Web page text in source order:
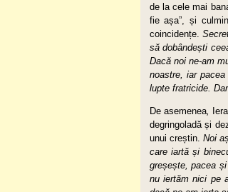
de la cele mai
fie așa”, și
coincidențe.
să dobândești
Dacă noi ne-am
noastre, iar
lupte fratricide.
De asemenea,
degringoladă și
unui creștin. Noi
care iartă și
greșește, pacea
nu iertăm nici pe